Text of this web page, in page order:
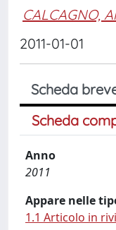
CALCAGNO,
2011-01-01
Scheda
Scheda
Anno
2011
Appare nelle
1.1 Articolo in